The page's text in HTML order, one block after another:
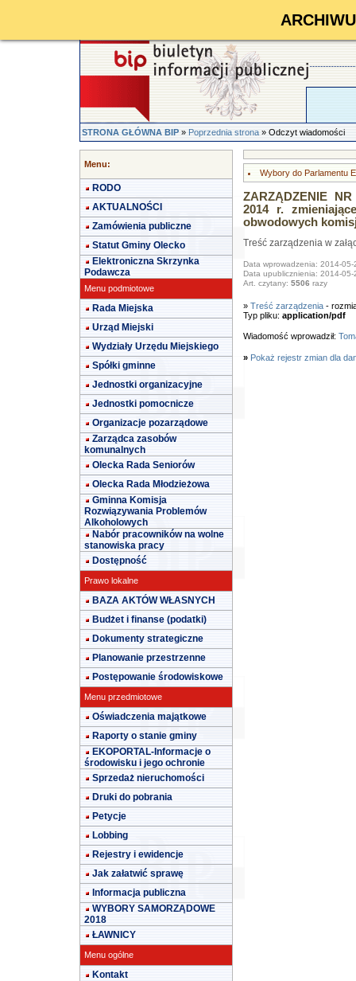
STRONA GŁÓWNA BIP»Poprzednia strona» Odczyt wiadomości
Menu:
RODO
AKTUALNOŚCI
Zamówienia publiczne
Statut Gminy Olecko
Elektroniczna Skrzynka
Podawcza
Menu podmiotowe
Rada Miejska
Urząd Miejski
Wydziały Urzędu Miejskiego
Spółki gminne
Jednostki organizacyjne
Jednostki pomocnicze
Organizacje pozarządowe
Zarządca zasobów
komunalnych
Olecka Rada Seniorów
Olecka Rada Młodzieżowa
Gminna Komisja
Rozwiązywania Problemów
Alkoholowych
Nabór pracowników na wolne
stanowiska pracy
Dostępność
Prawo lokalne
BAZA AKTÓW WŁASNYCH
Budżet i finanse (podatki)
Dokumenty strategiczne
Planowanie przestrzenne
Postępowanie środowiskowe
Menu przedmiotowe
Oświadczenia majątkowe
Raporty o stanie gminy
EKOPORTAL-Informacje o
środowisku i jego ochronie
Sprzedaż nieruchomości
Druki do pobrania
Petycje
Lobbing
Rejestry i ewidencje
Jak załatwić sprawę
Informacja publiczna
WYBORY SAMORZĄDOWE
2018
ŁAWNICY
Menu ogólne
Kontakt
Wybory do Parlamentu
ZARZĄDZENIE
2014 r.
obwodowych
Treść zarządzenia w
Data wprowadzenia: 2014-05-
Data upublicznienia: 2014-05-
Art. czytany: 5506 razy
» Treść zarządzenia-
Typ pliku: application/pdf
Wiadomość wprowadził:
» Pokaż rejestr zmian dla